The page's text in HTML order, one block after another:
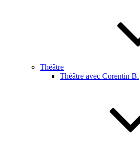
Théâtre
Théâtre avec Corentin B.